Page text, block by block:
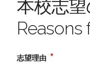
本校志
Reasons
志望理由 *